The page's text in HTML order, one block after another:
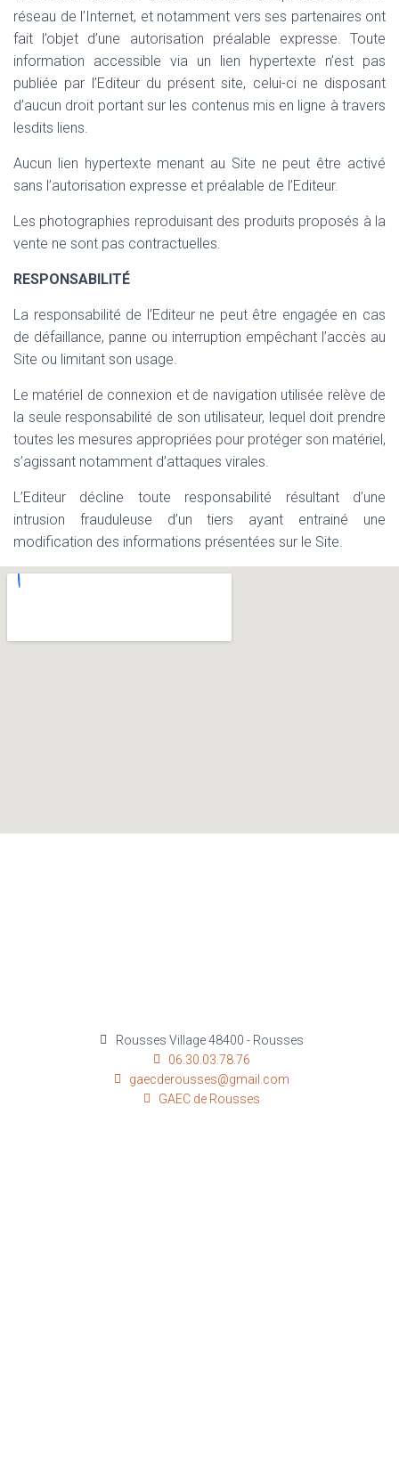
réseau de l’Internet, et notamment vers ses partenaires ont
fait l’objet d’une autorisation préalable expresse. Toute
information accessible via un lien hypertexte n’est pas
publiée par l’Editeur du présent site, celui-ci ne disposant
d’aucun droit portant sur les contenus mis en ligne à travers
lesdits liens.
Aucun lien hypertexte menant au Site ne peut être activé
sans l’autorisation expresse et préalable de l’Editeur.
Les photographies reproduisant des produits proposés à la
vente ne sont pas contractuelles.
RESPONSABILITÉ
La responsabilité de l’Editeur ne peut être engagée en cas
de défaillance, panne ou interruption empêchant l’accès au
Site ou limitant son usage.
Le matériel de connexion et de navigation utilisée relève de
la seule responsabilité de son utilisateur, lequel doit prendre
toutes les mesures appropriées pour protéger son matériel,
s’agissant notamment d’attaques virales.
L’Editeur décline toute responsabilité résultant d’une
intrusion frauduleuse d’un tiers ayant entrainé une
modification des informations présentées sur le Site.
Rousses Village 48400 - Rousses
06.30.03.78.76
gaecderousses@gmail.com
GAEC de Rousses